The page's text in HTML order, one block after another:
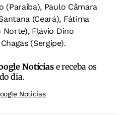
(Paraíba), Paulo Câmara
(Ceará), Fátima
Norte), Flávio Dino
(Sergipe).
Notíciase receba os
dia.
Noticias